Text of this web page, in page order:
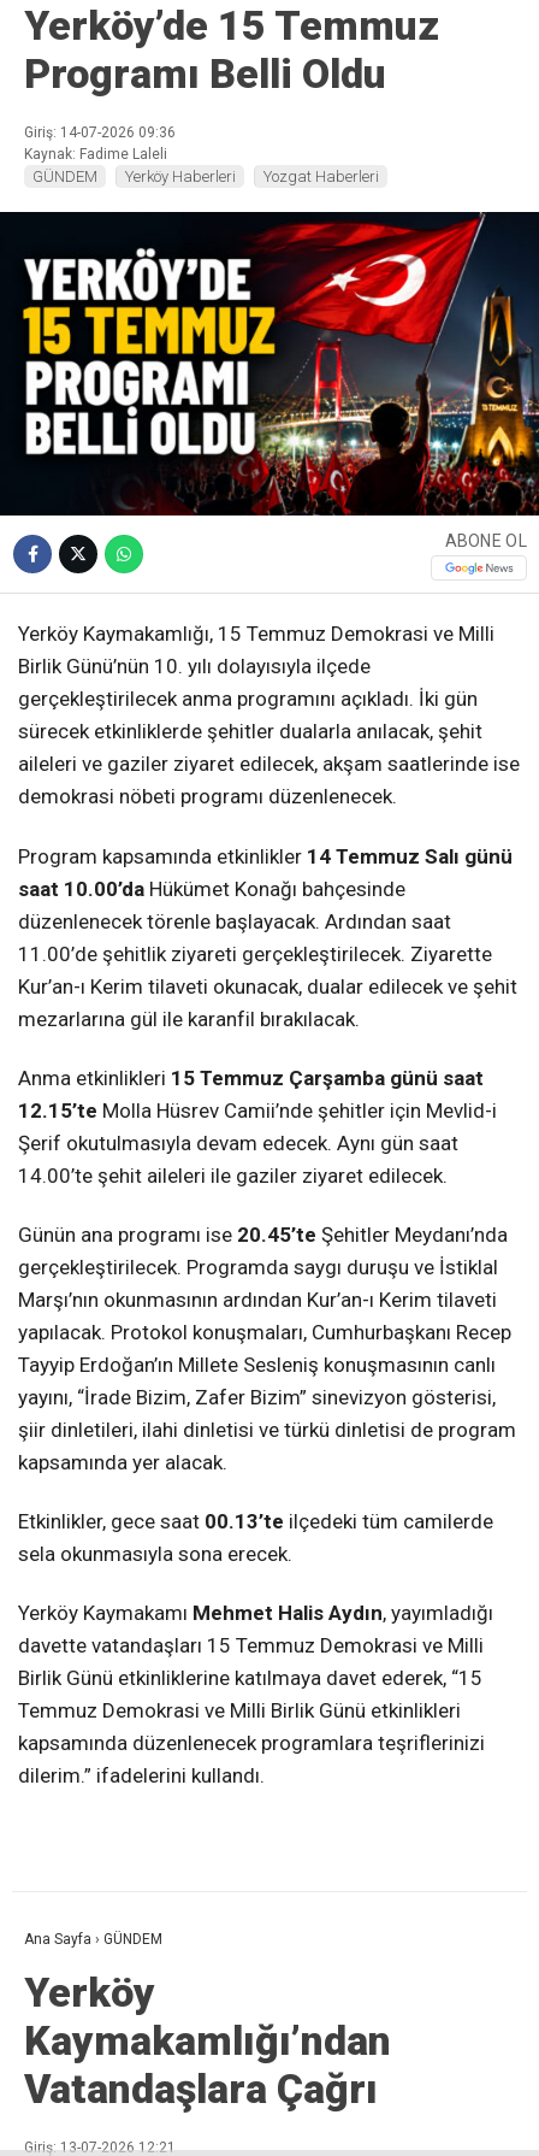
Yerköy’de 15 Temmuz
Programı Belli Oldu
Giriş: 14-07-2026 09:36
Kaynak: Fadime Laleli
GÜNDEM Yerköy Haberleri Yozgat Haberleri
ABONE OL
Yerköy Kaymakamlığı, 15 Temmuz Demokrasi ve Milli
Birlik Günü’nün 10. yılı dolayısıyla ilçede
gerçekleştirilecek anma programını açıkladı. İki gün
sürecek etkinliklerde şehitler dualarla anılacak, şehit
aileleri ve gaziler ziyaret edilecek, akşam saatlerinde ise
demokrasi nöbeti programı düzenlenecek.
Program kapsamında etkinlikler 14 Temmuz Salı günü
saat 10.00’da Hükümet Konağı bahçesinde
düzenlenecek törenle başlayacak. Ardından saat
11.00’de şehitlik ziyareti gerçekleştirilecek. Ziyarette
Kur’an-ı Kerim tilaveti okunacak, dualar edilecek ve şehit
mezarlarına gül ile karanfil bırakılacak.
Anma etkinlikleri 15 Temmuz Çarşamba günü saat
12.15’te Molla Hüsrev Camii’nde şehitler için Mevlid-i
Şerif okutulmasıyla devam edecek. Aynı gün saat
14.00’te şehit aileleri ile gaziler ziyaret edilecek.
Günün ana programı ise 20.45’te Şehitler Meydanı’nda
gerçekleştirilecek. Programda saygı duruşu ve İstiklal
Marşı’nın okunmasının ardından Kur’an-ı Kerim tilaveti
yapılacak. Protokol konuşmaları, Cumhurbaşkanı Recep
Tayyip Erdoğan’ın Millete Sesleniş konuşmasının canlı
yayını, “İrade Bizim, Zafer Bizim” sinevizyon gösterisi,
şiir dinletileri, ilahi dinletisi ve türkü dinletisi de program
kapsamında yer alacak.
Etkinlikler, gece saat 00.13’te ilçedeki tüm camilerde
sela okunmasıyla sona erecek.
Yerköy Kaymakamı Mehmet Halis Aydın, yayımladığı
davette vatandaşları 15 Temmuz Demokrasi ve Milli
Birlik Günü etkinliklerine katılmaya davet ederek, “15
Temmuz Demokrasi ve Milli Birlik Günü etkinlikleri
kapsamında düzenlenecek programlara teşriflerinizi
dilerim.” ifadelerini kullandı.
Ana Sayfa › GÜNDEM
Yerköy
Kaymakamlığı’ndan
Vatandaşlara Çağrı
Giriş: 13-07-2026 12:21